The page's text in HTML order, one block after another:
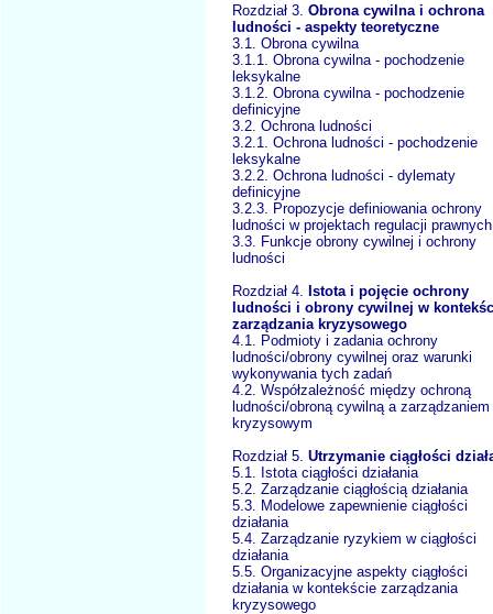
Rozdział 3. Obrona cywilna i ochrona
ludności - aspekty teoretyczne
3.1. Obrona cywilna
3.1.1. Obrona cywilna - pochodzenie
leksykalne
3.1.2. Obrona cywilna - pochodzenie
definicyjne
3.2. Ochrona ludności
3.2.1. Ochrona ludności - pochodzenie
leksykalne
3.2.2. Ochrona ludności - dylematy
definicyjne
3.2.3. Propozycje definiowania ochrony
ludności w projektach regulacji prawnych
3.3. Funkcje obrony cywilnej i ochrony
ludności
Rozdział 4. Istota i pojęcie ochrony
ludności i obrony cywilnej w
zarządzania kryzysowego
4.1. Podmioty i zadania ochrony
ludności/obrony cywilnej oraz warunki
wykonywania tych zadań
4.2. Współzależność między ochroną
ludności/obroną cywilną a zarządzaniem
kryzysowym
Rozdział 5. Utrzymanie ciągłości
5.1. Istota ciągłości działania
5.2. Zarządzanie ciągłością działania
5.3. Modelowe zapewnienie ciągłości
działania
5.4. Zarządzanie ryzykiem w ciągłości
działania
5.5. Organizacyjne aspekty ciągłości
działania w kontekście zarządzania
kryzysowego